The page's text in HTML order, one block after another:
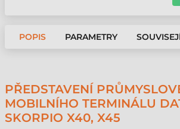
POPIS PARAMETRY
PŘEDSTAVENÍ
MOBILNÍHO TERMINÁLU
SKORPIO X40, X45